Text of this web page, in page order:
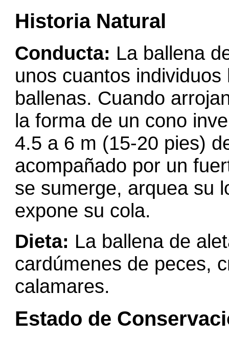
Historia Natural
Conducta: La ballena
unos cuantos
ballenas. Cuando
la forma de un cono
4.5 a 6 m (15-20 pies)
acompañado por un
se sumerge, arquea su
expone su cola.
Dieta: La ballena de
cardúmenes de peces,
calamares.
Estado de